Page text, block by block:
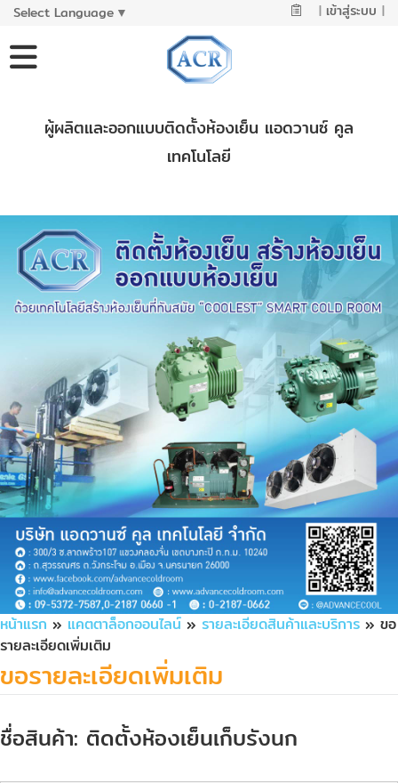
Select Language ▼ | เข้าสู่ระบบ |
ผู้ผลิตและออกแบบติดตั้งห้องเย็น แอดวานซ์ คูล
เทคโนโลยี
หน้าแรก » แคตตาล็อกออนไลน์ » รายละเอียดสินค้าและบริการ » ขอ
รายละเอียดเพิ่มเติม
ขอรายละเอียดเพิ่มเติม
ชื่อสินค้า: ติดตั้งห้องเย็นเก็บรังนก